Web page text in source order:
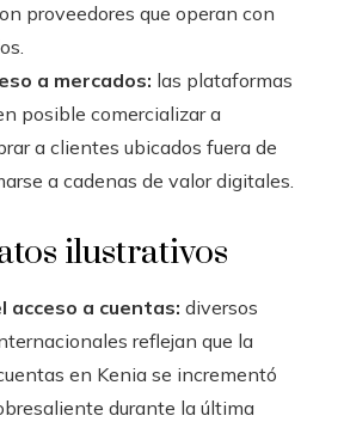
proveedores que operan con
a mercados: las plataformas
posible comercializar a
a clientes ubicados fuera de
a cadenas de valor digitales.
ilustrativos
acceso a cuentas: diversos
reflejan que la
en Kenia se incrementó
durante la última